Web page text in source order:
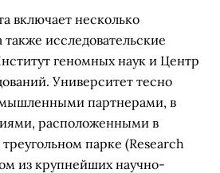
включает несколько
исследовательские
геномных наук и Центр
Университет тесно
партнерами, в
расположенными в
парке (Research
из крупнейших научно-